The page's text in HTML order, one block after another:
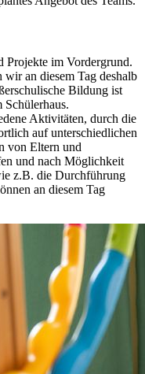
Projekte im Vordergrund.
an diesem Tag deshalb
Bildung ist
Schülerhaus.
Aktivitäten, durch die
auf unterschiedlichen
von Eltern und
und nach Möglichkeit
z.B. die Durchführung
an diesem Tag